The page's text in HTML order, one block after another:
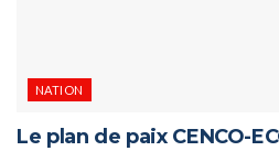
NATION
Le plan de paix CENCO-